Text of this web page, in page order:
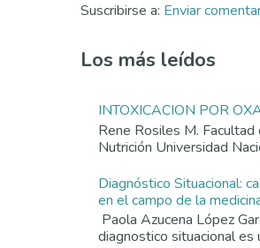
Suscribirse a: Enviar
Los más leídos
INTOXICACION POR
Rene Rosiles M.
Nutrición Universidad
Diagnóstico Situacional:
en el campo de la
Paola Azucena López
diagnostico situacional es